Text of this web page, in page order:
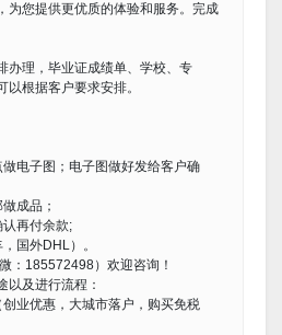
为您提供更优质的体验和服务。完成
办理，毕业证成绩单、学校、专
根据客户要求安排。
电子图；电子图做好发给客户确
成品；
再付余款;
国外DHL）。
：185572498）欢迎咨询！
以及进行流程：
业优惠，大城市落户，购买免税